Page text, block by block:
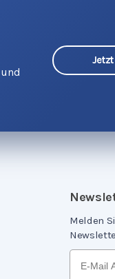
Melden